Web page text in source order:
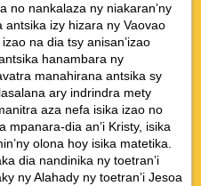
no nankalaza ny niakaran’ny
izy hizara ny Vaovao
na dia tsy anisan’izao
hanambara ny
manahirana antsika sy
ary indrindra mety
aza nefa isika izao no
mpanara-dia an’i Kristy, isika
olona hoy isika matetika.
dia nandinika ny toetran’i
ny Alahady ny toetran’i Jesoa